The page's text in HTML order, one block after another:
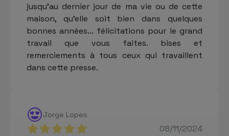
jusqu'au dernier jour de ma vie ou de cette
maison, qu'elle soit bien dans quelques
bonnes années... félicitations pour le grand
travail que vous faites. bises et
remerciements à tous ceux qui travaillent
dans cette presse.
Jorge Lopes
08/11/2024